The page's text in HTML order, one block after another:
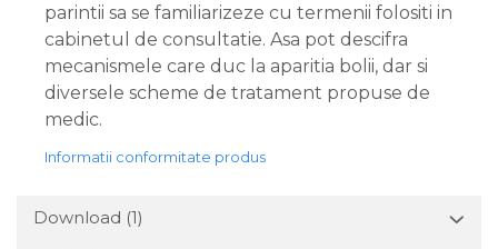
parintii sa se familiarizeze cu termenii folositi in
cabinetul de consultatie. Asa pot descifra
mecanismele care duc la aparitia bolii, dar si
diversele scheme de tratament propuse de
medic.
Informatii conformitate produs
Download (1)